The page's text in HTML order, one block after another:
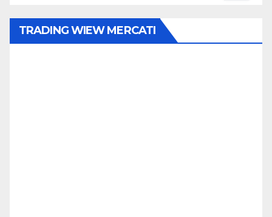
TRADING WIEW MERCATI